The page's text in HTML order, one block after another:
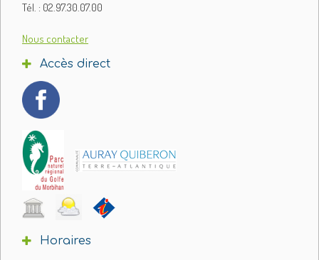
Tél. : 02.97.30.07.00
Nous contacter
Accès direct
Horaires